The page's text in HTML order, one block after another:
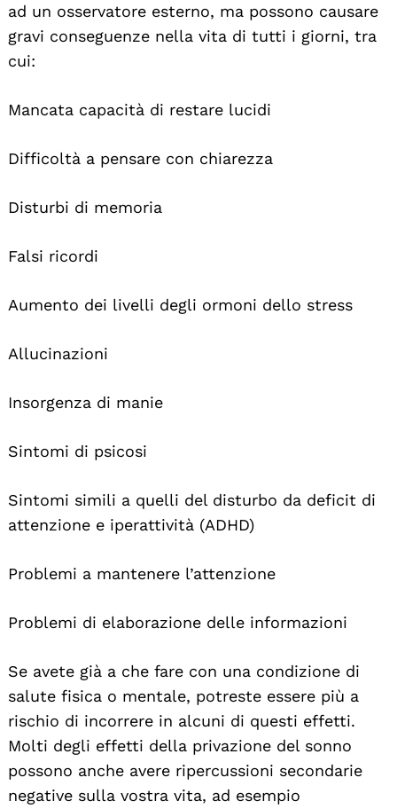
ad un osservatore esterno, ma possono causare
gravi conseguenze nella vita di tutti i giorni, tra
cui:
Mancata capacità di restare lucidi
Difficoltà a pensare con chiarezza
Disturbi di memoria
Falsi ricordi
Aumento dei livelli degli ormoni dello stress
Allucinazioni
Insorgenza di manie
Sintomi di psicosi
Sintomi simili a quelli del disturbo da deficit di
attenzione e iperattività (ADHD)
Problemi a mantenere l’attenzione
Problemi di elaborazione delle informazioni
Se avete già a che fare con una condizione di
salute fisica o mentale, potreste essere più a
rischio di incorrere in alcuni di questi effetti.
Molti degli effetti della privazione del sonno
possono anche avere ripercussioni secondarie
negative sulla vostra vita, ad esempio